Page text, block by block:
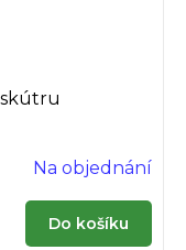
Na objednání
Do košíku